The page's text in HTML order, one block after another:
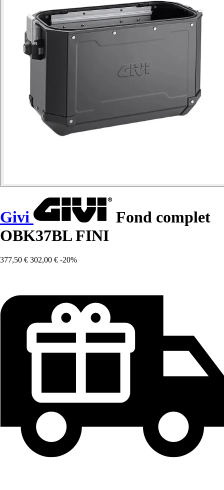
Givi
Fond complet
OBK37BL FINI
377,50 € 302,00 € -20%